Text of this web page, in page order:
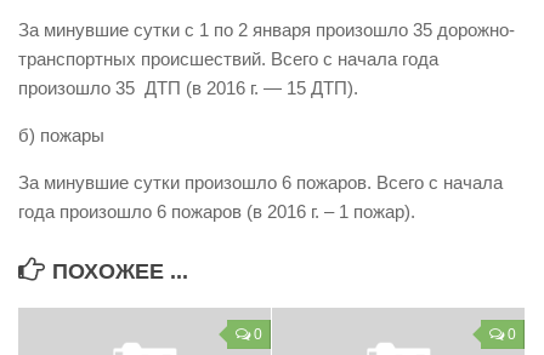
Уголок гражданской обороны
Пресс-центр
Конкурсы
Обращения
За минувшие сутки с 1 по 2 января произошло 35 дорожно-
транспортных происшествий. Всего с начала года
произошло 35 ДТП (в 2016 г. — 15 ДТП).
б) пожары
За минувшие сутки произошло 6 пожаров. Всего с начала
года произошло 6 пожаров (в 2016 г. – 1 пожар).
ПОХОЖЕЕ ...
0 0